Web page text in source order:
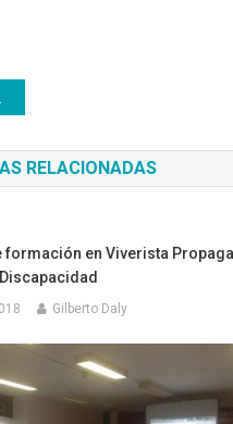
RELACIONADAS
formación en Viverista
Gilberto Daly